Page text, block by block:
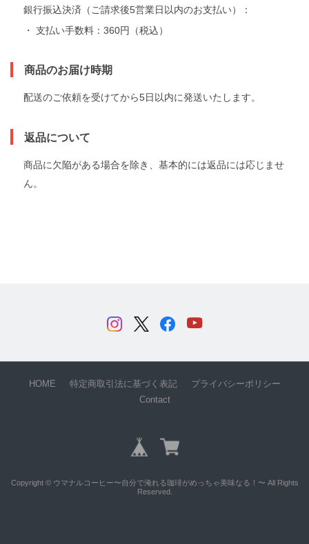
銀行振込決済（ご請求後5営業日以内のお支払い）：
・ 支払い手数料：360円（税込）
商品のお届け時期
配送のご依頼を受けてから5日以内に発送いたします。
返品について
商品に欠陥がある場合を除き、基本的には返品には応じませ
ん。
HOME 特定商取引法に基づく表記
プライバシーポリシー
Contact
Copyright © ウマナルコーヒー〜自分で淹れる珈琲がめっちゃ美味なる！〜 All Rights
Reserved.